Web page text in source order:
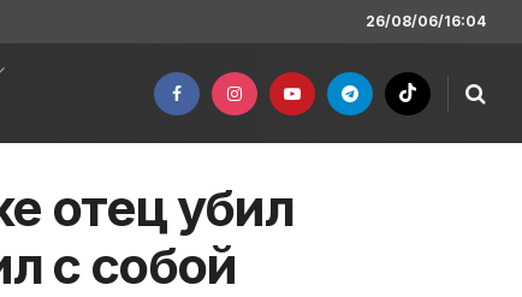
26/08/06/16:04
отец убил
с собой